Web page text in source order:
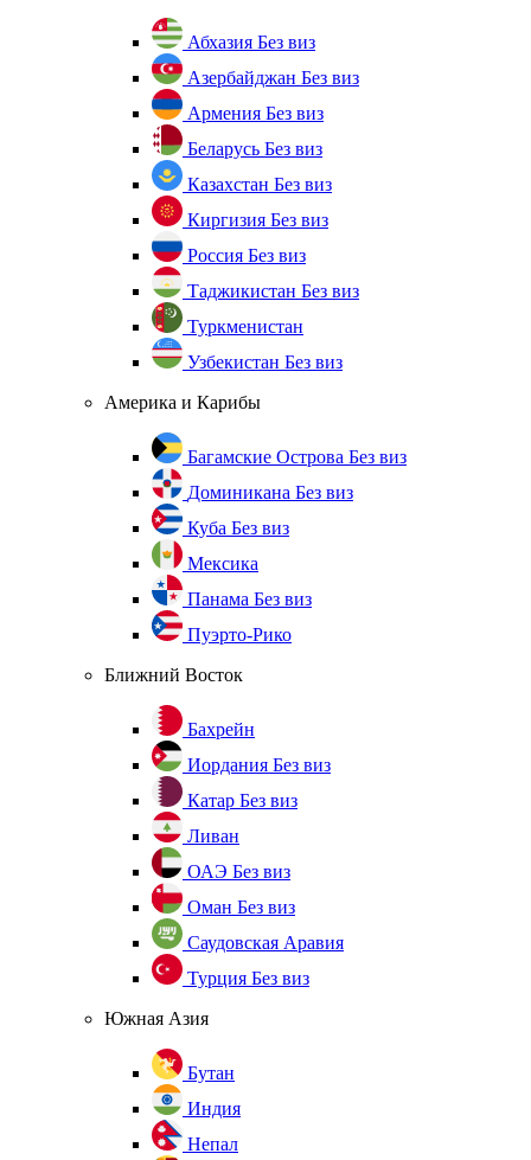
Абхазия Без виз
Азербайджан Без виз
Армения Без виз
Беларусь Без виз
Казахстан Без виз
Киргизия Без виз
Россия Без виз
Таджикистан Без виз
Туркменистан
Узбекистан Без виз
Америка и Карибы
Багамские Острова Без виз
Доминикана Без виз
Куба Без виз
Мексика
Панама Без виз
Пуэрто-Рико
Ближний Восток
Бахрейн
Иордания Без виз
Катар Без виз
Ливан
ОАЭ Без виз
Оман Без виз
Саудовская Аравия
Турция Без виз
Южная Азия
Бутан
Индия
Непал